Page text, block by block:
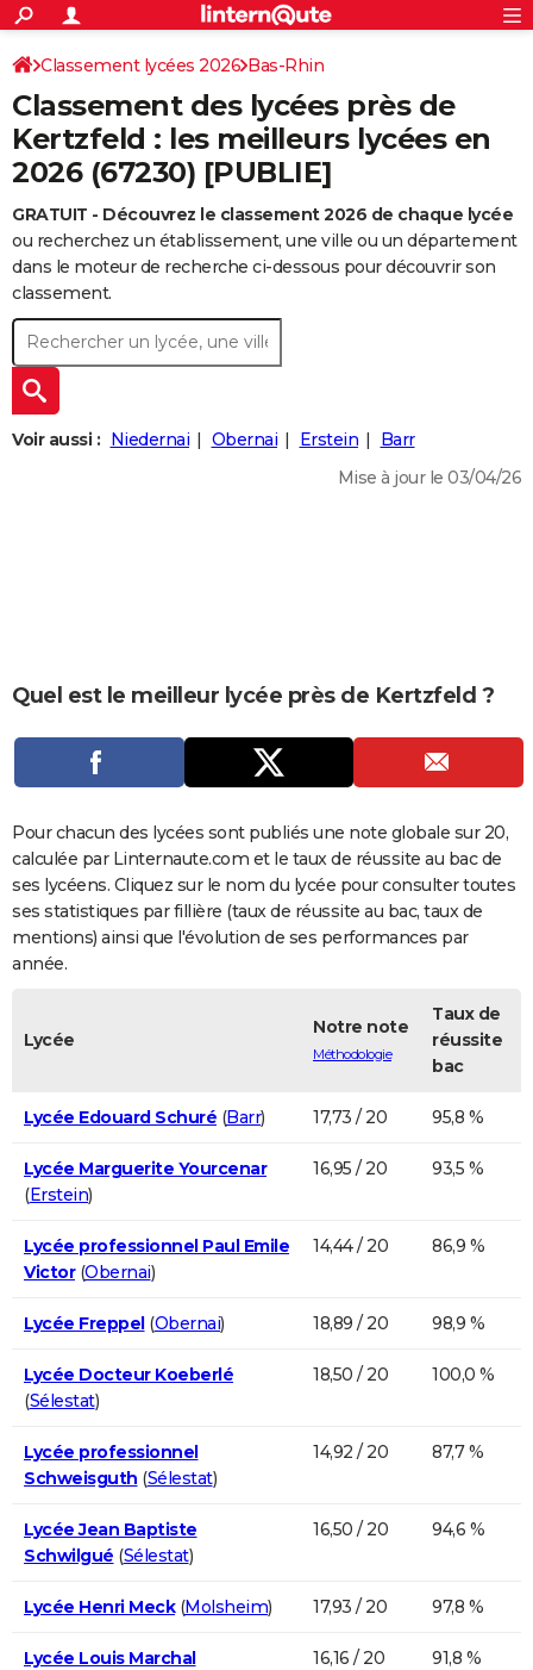
ACTUALITÉS
Politique
Société
Faits Divers
Education
Monde
Villes
+
SPORT
Coupe du monde 2026
Football
Tennis
Cyclisme
Rugby
Forum
Programme TV
TNT
Streaming
Cinéma
Sorties cinéma
Musique
+
FINANCE
Retraite
Impôts
Epargne
Immobilier
Risques naturels par ville
Banque
Assurance
Crédit
AUTO
Essais
Réserver un essai
Citadines
Berlines
SUV
Forum auto
+
HIGH-TECH
BRICOLAGE
Forum
Aménagement intérieur
Extérieur
Cuisine
Salle de bains
Jardinage
Rangement
+WEEK-END
Guides de France
Escapades
Patrimoine
Expositions
Musées
Week-end nature
+
LIFESTYLE
CARTE DE VOEUX
Carte de Noël
Carte Bonne année
Carte Saint-Valentin
Carte Pâques
Carte d'anniversaire
DICTIONNAIRE
COPAINS D'AVANT
S'inscrire
Se connecter
Lycées
Collèges
Primaires
Universités
Entreprises
Service militaire
Avis de recherche
AVIS DE DÉCÈS
FORUM
S'inscrire
Connexion
Classement lycées 2026 Bas-Rhin
Classement des lycées près de
Kertzfeld : les meilleurs lycées en
2026 (67230) [PUBLIE]
GRATUIT - Découvrez le classement 2026 de chaque lycée
ou recherchez un établissement, une ville ou un département
dans le moteur de recherche ci-dessous pour découvrir son
classement.
Voir aussi : Niedernai Obernai Erstein
Barr
Mise à jour le 03/04/26
Quel est le meilleur lycée près de Kertzfeld ?
Pour chacun des lycées sont publiés une note globale sur 20,
calculée par Linternaute.com et le taux de réussite au bac de
ses lycéens. Cliquez sur le nom du lycée pour consulter toutes
ses statistiques par fillière (taux de réussite au bac, taux de
mentions) ainsi que l'évolution de ses performances par
année.
Lycée
Notre note
Méthodologie
Taux de
réussite
bac
Lycée Edouard Schuré (Barr) 17,73 / 20 95,8 %
Lycée Marguerite Yourcenar
(Erstein)
16,95 / 20 93,5 %
Lycée professionnel Paul Emile
Victor(Obernai)
14,44 / 20 86,9 %
Lycée Freppel(Obernai) 18,89 / 20 98,9 %
Lycée Docteur Koeberlé
(Sélestat)
18,50 / 20 100,0 %
Lycée professionnel
Schweisguth (Sélestat)
14,92 / 20 87,7 %
Lycée Jean Baptiste
Schwilgué (Sélestat)
16,50 / 20 94,6 %
Lycée Henri Meck(Molsheim) 17,93 / 20 97,8 %
Lycée Louis Marchal
16,16 / 20 91,8 %